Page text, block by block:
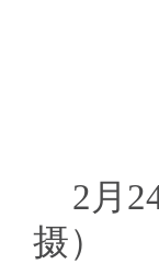
2月
摄）